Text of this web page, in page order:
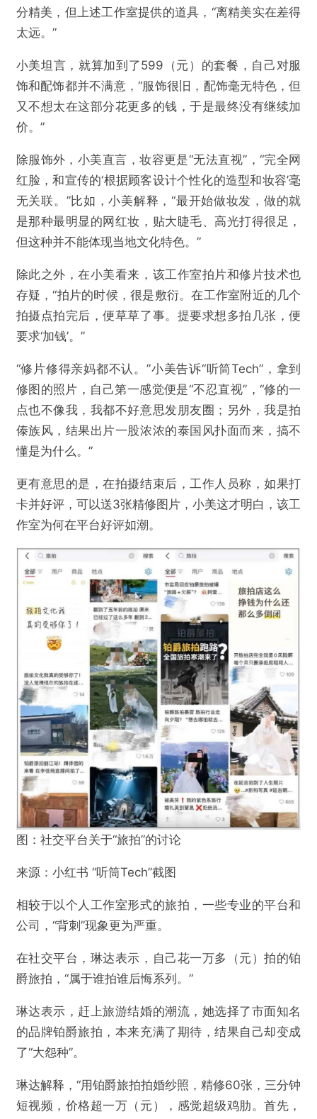
分精美，但上述工作室提供的道具，“离精美实在差得
太远。”
小美坦言，就算加到了599 （元） 的套餐，自己对服
饰和配饰都并不满意，“服饰很旧，配饰毫无特色，但
又不想太在这部分花更多的钱，于是最终没有继续加
价。”
除服饰外，小美直言，妆容更是“无法直视”，“完全网
红脸，和宣传的‘根据顾客设计个性化的造型和妆容’毫
无关联。”比如，小美解释，“最开始做妆发，做的就
是那种最明显的网红妆，贴大睫毛、高光打得很足，
但这种并不能体现当地文化特色。”
除此之外，在小美看来，该工作室拍片和修片技术也
存疑，“拍片的时候，很是敷衍。在工作室附近的几个
拍摄点拍完后，便草草了事。提要求想多拍几张，便
要求‘加钱’。”
“修片修得亲妈都不认。”小美告诉“听筒Tech”，拿到
修图的照片，自己第一感觉便是“不忍直视”，“修的一
点也不像我，我都不好意思发朋友圈；另外，我是拍
傣族风，结果出片一股浓浓的泰国风扑面而来，搞不
懂是为什么。”
更有意思的是，在拍摄结束后，工作人员称，如果打
卡并好评，可以送3张精修图片，小美这才明白，该工
作室为何在平台好评如潮。
图：社交平台关于“旅拍”的讨论
来源：小红书 “听筒Tech”截图
相较于以个人工作室形式的旅拍，一些专业的平台和
公司，“背刺”现象更为严重。
在社交平台，琳达表示，自己花一万多 （元）拍的铂
爵旅拍，“属于谁拍谁后悔系列。”
琳达表示，赶上旅游结婚的潮流，她选择了市面知名
的品牌铂爵旅拍，本来充满了期待，结果自己却变成
了“大怨种”。
琳达解释，“用铂爵旅拍拍婚纱照，精修60张，三分钟
短视频，价格超一万 （元）
，感觉超级鸡肋。首先，